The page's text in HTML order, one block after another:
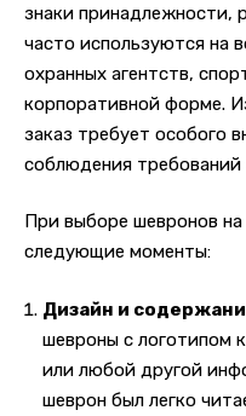
знаки принадлежности,
часто используются на
охранных агентств,
корпоративной форме.
заказ требует особого
соблюдения требований
При выборе шевронов
следующие моменты:
Дизайн и
шевроны с логотипом
или любой другой
шеврон был легко